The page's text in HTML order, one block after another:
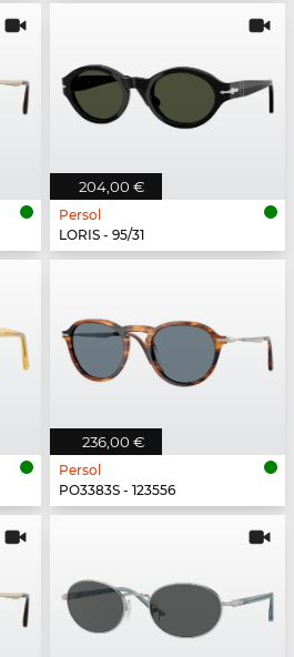
204,00 €
Persol
LORIS - 95/31
236,00 €
Persol
PO3383S - 123556